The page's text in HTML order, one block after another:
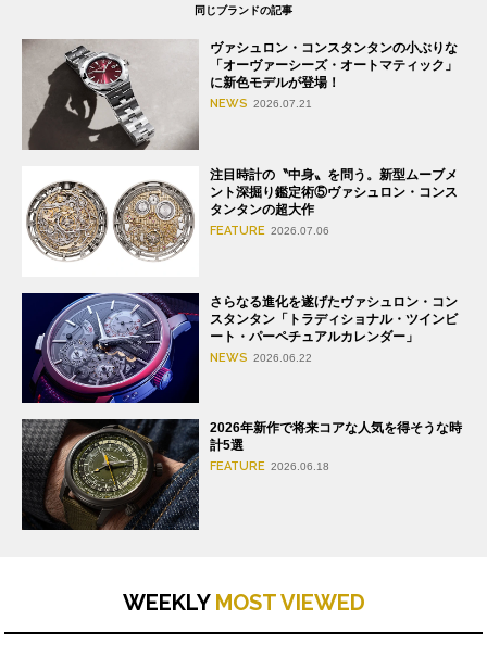
同じブランドの記事
ヴァシュロン・コンスタンタンの小ぶりな
「オーヴァーシーズ・オートマティック」
に新色モデルが登場！
NEWS 2026.07.21
注目時計の〝中身〟を問う。新型ムーブメ
ント深掘り鑑定術⑤ヴァシュロン・コンス
タンタンの超大作
FEATURE 2026.07.06
さらなる進化を遂げたヴァシュロン・コン
スタンタン「トラディショナル・ツインビ
ート・パーペチュアルカレンダー」
NEWS 2026.06.22
2026年新作で将来コアな人気を得そうな時
計5選
FEATURE 2026.06.18
WEEKLY MOST VIEWED